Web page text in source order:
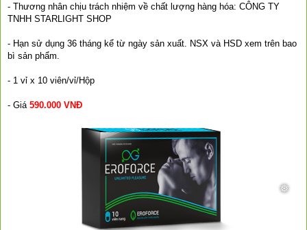
- Thương nhân chịu trách nhiệm về chất lượng hàng hóa: CÔNG TY
TNHH STARLIGHT SHOP
- Hạn sử dụng 36 tháng kể từ ngày sản xuất. NSX và HSD xem trên bao
bì sản phẩm.
- 1 vỉ x 10 viên/vỉ/Hộp
- Giá 590.000 VNĐ